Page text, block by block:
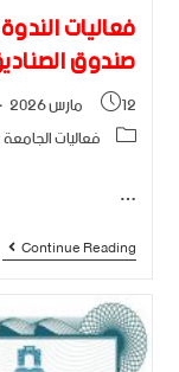
فعاليات
صندوق
12 مارس 2026
فعاليات الجامعة
…
Continue Reading